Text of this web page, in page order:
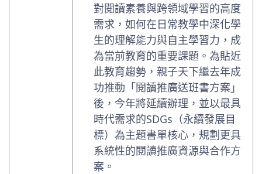
對閱讀素養與跨領域學習的高度
需求，如何在日常教學中深化學
生的理解能力與自主學習力，成
為當前教育的重要課題。為貼近
此教育趨勢，親子天下繼去年成
功推動「閱讀推廣送班書方案」
後，今年將延續辦理，並以最具
時代需求的SDGs（永續發展目
標）為主題書單核心，規劃更具
系統性的閱讀推廣資源與合作方
案。